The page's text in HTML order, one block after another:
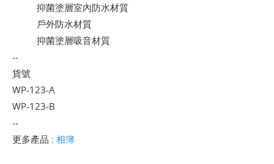
抑菌塗層室內防水材質
戶外防水材質
抑菌塗層吸音材質
--
貨號
WP-123-A
WP-123-B
--
更多產品 : 相簿